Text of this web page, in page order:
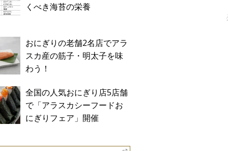
くべき海苔の栄養
おにぎりの老舗2名店でアラ
スカ産の筋子・明太子を味
わう！
全国の人気おにぎり店5店舗
で「アラスカシーフードお
にぎりフェア」開催